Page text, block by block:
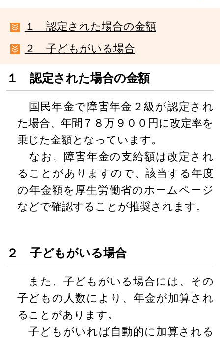
１ 認定された場合の金額
２ 子どもがいる場合
１ 認定された場合の金額
国民年金で障害年金２級が認定され
た場合、年間７８万９００円に改定率を
乗じた金額となっています。
なお、障害年金の支給額は改定され
ることがありますので、該当する年度
の年金額を厚生労働省のホームページ
などで確認することが推奨されます。
２ 子どもがいる場合
また、子どもがいる場合には、その
子どもの人数により、年金が加算され
ることがあります。
子どもがいれば自動的に加算される